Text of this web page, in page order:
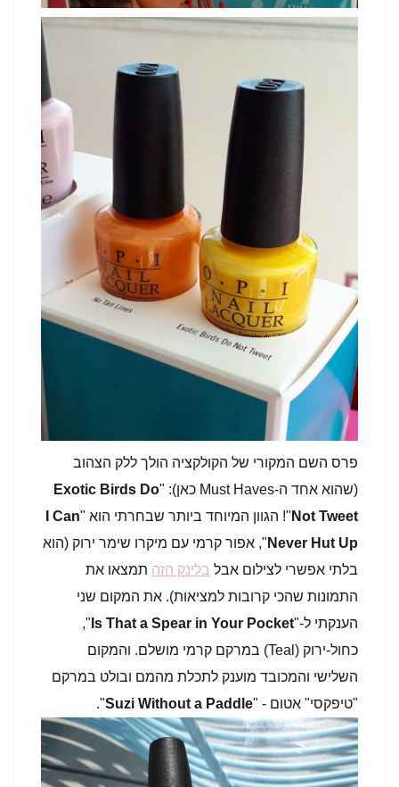
פרס השם המקורי של הקולקציה הולך ללק הצהוב
(שהוא אחד ה-Must Haves כאן): "
Exotic Birds Do
Not Tweet "! הגוון המיוחד ביותר שבחרתי הוא "I Can
Never Hut Up ", אפור קרמי עם מיקרו שימר ירוק (הוא
בלתי אפשרי לצילום אבל בלינק הזה תמצאו את
התמונות שהכי קרובות למציאות). את המקום שני
הענקתי ל-"Is That a Spear in Your Pocket
",
כחול-ירוק (Teal) במרקם קרמי מושלם. והמקום
השלישי והמכובד מוענק לתכלת מהמם ובולט במרקם
"טיפקסי" אטום - "Suzi Without a Paddle
".